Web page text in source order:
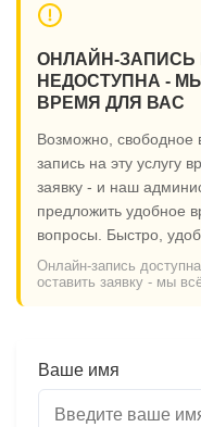
ОНЛАЙН-ЗАПИСЬ
НЕДОСТУПНА -
ВРЕМЯ ДЛЯ ВАС
Возможно, свободное
запись на эту услугу
заявку - и наш
предложить удобное
вопросы. Быстро,
Онлайн-запись
оставить заявку - мы
Ваше имя